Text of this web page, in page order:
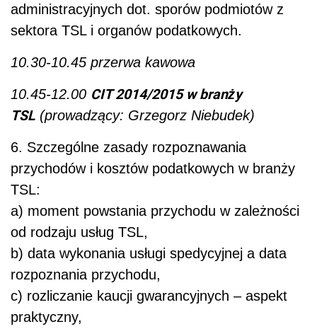
administracyjnych dot. sporów podmiotów z
sektora TSL i organów podatkowych.
10.30-10.45 przerwa kawowa
10.45-12.00 CIT 2014/2015 w branży
TSL (prowadzący: Grzegorz Niebudek)
6. Szczególne zasady rozpoznawania
przychodów i kosztów podatkowych w branży
TSL:
a) moment powstania przychodu w zależności
od rodzaju usług TSL,
b) data wykonania usługi spedycyjnej a data
rozpoznania przychodu,
c) rozliczanie kaucji gwarancyjnych – aspekt
praktyczny,